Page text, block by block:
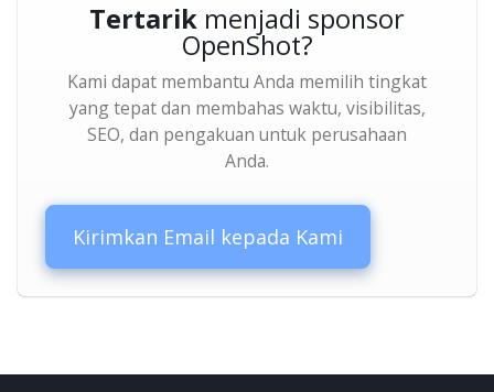
Tertarik menjadi sponsor
OpenShot?
Kami dapat membantu Anda memilih tingkat
yang tepat dan membahas waktu, visibilitas,
SEO, dan pengakuan untuk perusahaan
Anda.
Kirimkan Email kepada Kami